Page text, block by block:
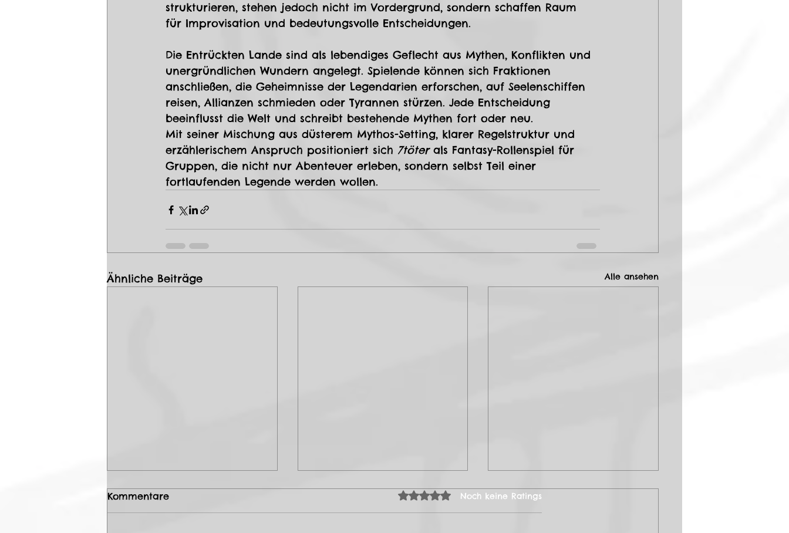
strukturieren, stehen jedoch nicht im Vordergrund, sondern schaffen Raum
für Improvisation und bedeutungsvolle Entscheidungen.
Die Entrückten Lande sind als lebendiges Geflecht aus Mythen, Konflikten und
unergründlichen Wundern angelegt. Spielende können sich Fraktionen
anschließen, die Geheimnisse der Legendarien erforschen, auf Seelenschiffen
reisen, Allianzen schmieden oder Tyrannen stürzen. Jede Entscheidung
beeinflusst die Welt und schreibt bestehende Mythen fort oder neu.
Mit seiner Mischung aus düsterem Mythos-Setting, klarer Regelstruktur und
erzählerischem Anspruch positioniert sich 7töter als Fantasy-Rollenspiel für
Gruppen, die nicht nur Abenteuer erleben, sondern selbst Teil einer
fortlaufenden Legende werden wollen.
Ähnliche Beiträge Alle ansehen
Kommentare Mit 0 von 5 Sternen bewertet.
Noch keine Ratings